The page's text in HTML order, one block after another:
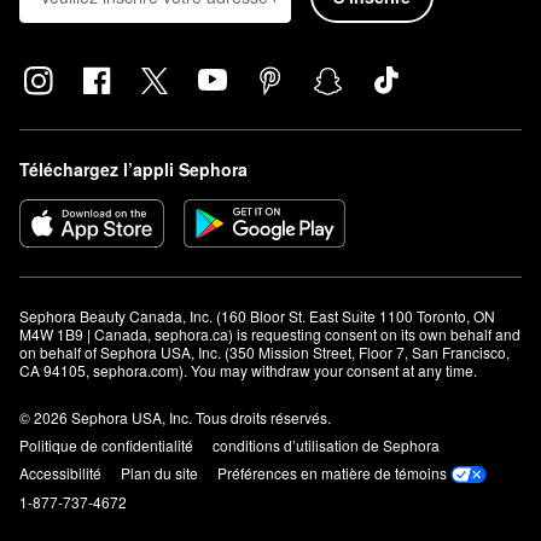
Téléchargez l’appli Sephora
Sephora Beauty Canada, Inc. (160 Bloor St. East Suite 1100 Toronto, ON
M4W 1B9 | Canada, sephora.ca) is requesting consent on its own behalf and
on behalf of Sephora USA, Inc. (350 Mission Street, Floor 7, San Francisco,
CA 94105, sephora.com). You may withdraw your consent at any time.
© 2026 Sephora USA, Inc. Tous droits réservés.
Politique de confidentialité
conditions d’utilisation de Sephora
Accessibilité
Plan du site
Préférences en matière de témoins
1-877-737-4672